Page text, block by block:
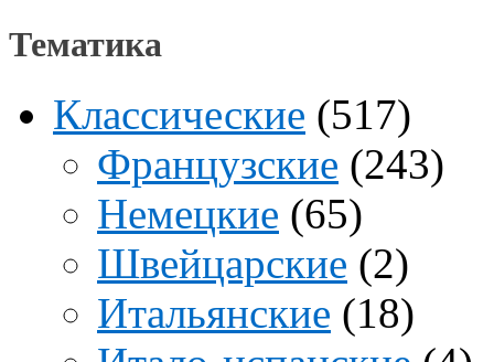
Тематика
Классические (517)
Французские (243)
Немецкие (65)
Швейцарские (2)
Итальянские (18)